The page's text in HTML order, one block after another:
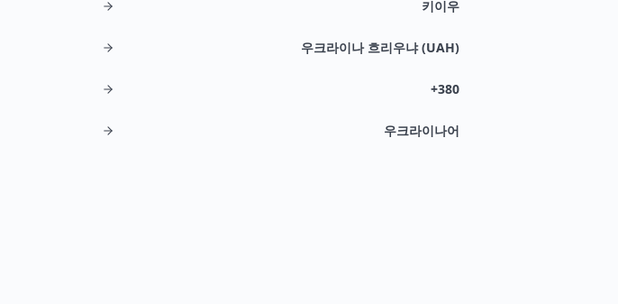
키이우
우크라이나 흐리우냐 (UAH)
+380
우크라이나어